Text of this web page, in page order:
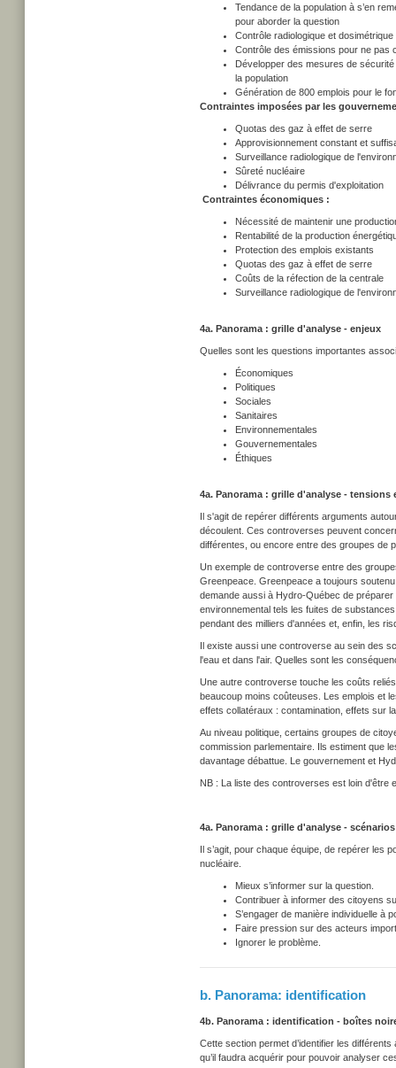
Tendance de la population à s’en
pour aborder la question
Contrôle radiologique et
Contrôle des émissions pour ne pas
Développer des mesures de
la population
Génération de 800 emplois pour le
Contraintes imposées par les
Quotas des gaz à effet de serre
Approvisionnement constant et
Surveillance radiologique de
Sûreté nucléaire
Délivrance du permis d'exploitation
Contraintes économiques :
Nécessité de maintenir une
Rentabilité de la production
Protection des emplois existants
Quotas des gaz à effet de serre
Coûts de la réfection de la centrale
Surveillance radiologique de
4a. Panorama : grille d'analyse - enjeux
Quelles sont les questions importantes
Économiques
Politiques
Sociales
Sanitaires
Environnementales
Gouvernementales
Éthiques
4a. Panorama : grille d'analyse - tensions
Il s'agit de repérer différents arguments
découlent. Ces controverses peuvent
différentes, ou encore entre des groupes de
Un exemple de controverse entre des
Greenpeace. Greenpeace a toujours
demande aussi à Hydro-Québec de
environnemental tels les fuites de
pendant des milliers d'années et, enfin, les
Il existe aussi une controverse au sein des
l'eau et dans l'air. Quelles sont les
Une autre controverse touche les coûts
beaucoup moins coûteuses. Les emplois et
effets collatéraux : contamination, effets sur
Au niveau politique, certains groupes de
commission parlementaire. Ils estiment que
davantage débattue. Le gouvernement et
NB : La liste des controverses est loin d'être
4a. Panorama : grille d'analyse -
Il s’agit, pour chaque équipe, de repérer les
nucléaire.
Mieux s’informer sur la question.
Contribuer à informer des citoyens
S’engager de manière individuelle à
Faire pression sur des acteurs
Ignorer le problème.
b. Panorama: identification
4b. Panorama : identification - boîtes
Cette section permet d’identifier les
qu’il faudra acquérir pour pouvoir analyser